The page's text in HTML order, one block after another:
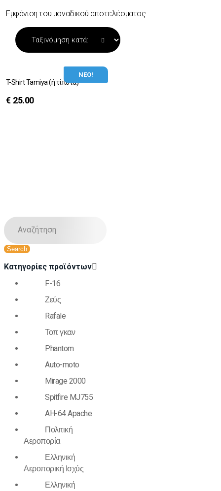
Εμφάνιση του μοναδικού αποτελέσματος
ΝΕΟ!
T-Shirt Tamiya (ή τίποτα)
€ 25.00
Κατηγορίες προϊόντων
F-16
Ζεύς
Rafale
Τοπ γκαν
Phantom
Auto-moto
Mirage 2000
Spitfire MJ755
AH-64 Apache
Πολιτική
Αεροπορία
Ελληνική
Αεροπορική Ισχύς
Ελληνική